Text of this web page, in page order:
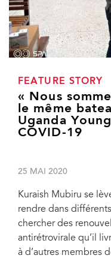
FEATURE STORY
« Nous
le même
Uganda
COVID-19
25 MAI 2020
Kuraish Mubiru se
rendre dans
chercher des
antirétrovirale qu’il
à d’autres membres